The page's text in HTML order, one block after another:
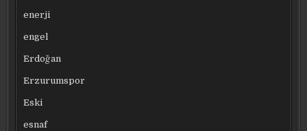
enerji
engel
Erdoğan
Erzurumspor
Eski
esnaf